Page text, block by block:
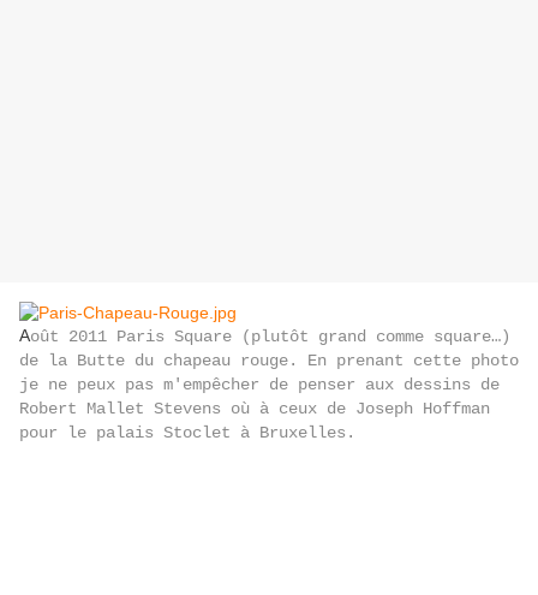
Août 2011 Paris Square (plutôt grand comme square…)
de la Butte du chapeau rouge. En prenant cette photo
je ne peux pas m'empêcher de penser aux dessins de
Robert Mallet Stevens où à ceux de Joseph Hoffman
pour le palais Stoclet à Bruxelles.